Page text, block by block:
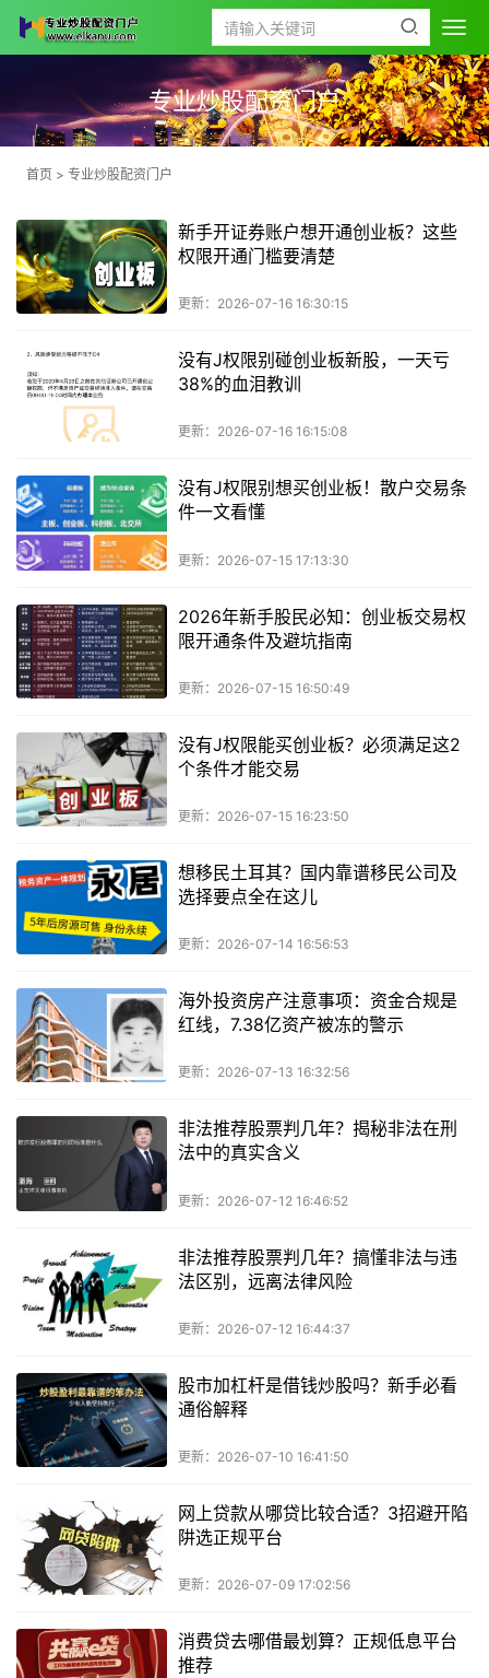
专业炒股配资门户
首页 > 专业炒股配资门户
新手开证券账户想开通创业板？这些
权限开通门槛要清楚
更新：2026-07-16 16:30:15
没有J权限别碰创业板新股，一天亏
38%的血泪教训
更新：2026-07-16 16:15:08
没有J权限别想买创业板！散户交易条
件一文看懂
更新：2026-07-15 17:13:30
2026年新手股民必知：创业板交易权
限开通条件及避坑指南
更新：2026-07-15 16:50:49
没有J权限能买创业板？必须满足这2
个条件才能交易
更新：2026-07-15 16:23:50
想移民土耳其？国内靠谱移民公司及
选择要点全在这儿
更新：2026-07-14 16:56:53
海外投资房产注意事项：资金合规是
红线，7.38亿资产被冻的警示
更新：2026-07-13 16:32:56
非法推荐股票判几年？揭秘非法在刑
法中的真实含义
更新：2026-07-12 16:46:52
非法推荐股票判几年？搞懂非法与违
法区别，远离法律风险
更新：2026-07-12 16:44:37
股市加杠杆是借钱炒股吗？新手必看
通俗解释
更新：2026-07-10 16:41:50
网上贷款从哪贷比较合适？3招避开陷
阱选正规平台
更新：2026-07-09 17:02:56
消费贷去哪借最划算？正规低息平台
推荐